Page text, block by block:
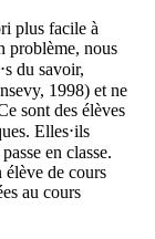
plus facile à
problème, nous
du savoir,
1998) et ne
sont des élèves
Elles⋅ils
en classe.
élève de cours
au cours